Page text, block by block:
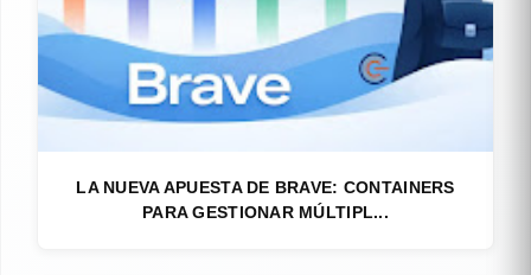
LA NUEVA APUESTA DE BRAVE: CONTAINERS
PARA GESTIONAR MÚLTIPL...